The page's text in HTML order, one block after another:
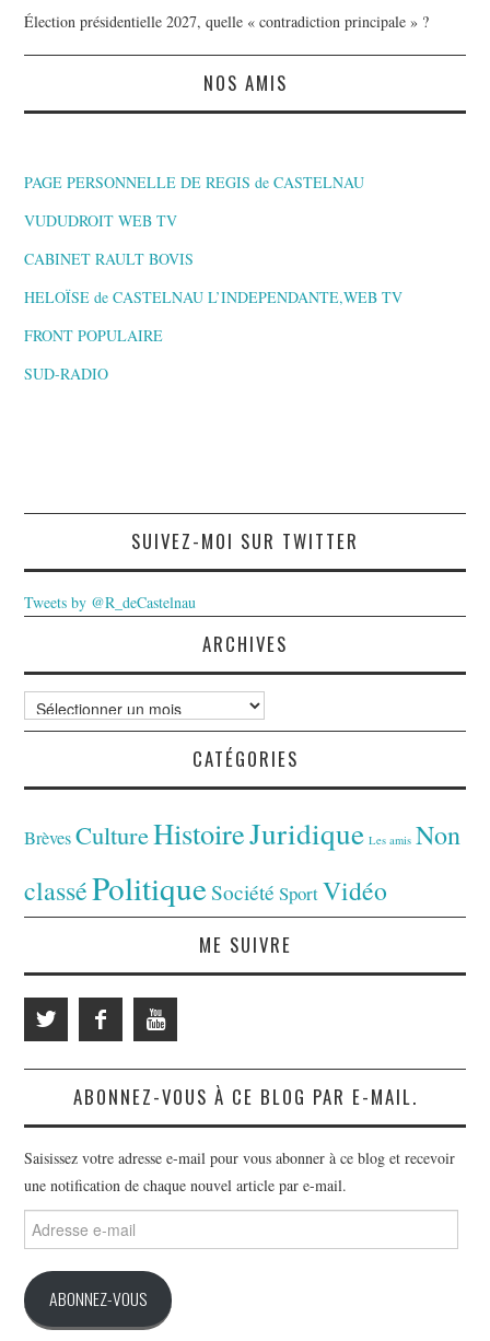
Élection présidentielle 2027, quelle « contradiction principale » ?
NOS AMIS
PAGE PERSONNELLE DE REGIS de CASTELNAU
VUDUDROIT WEB TV
CABINET RAULT BOVIS
HELOÏSE de CASTELNAU L’INDEPENDANTE,WEB TV
FRONT POPULAIRE
SUD-RADIO
SUIVEZ-MOI SUR TWITTER
Tweets by @R_deCastelnau
ARCHIVES
Archives
CATÉGORIES
Brèves CultureHistoireJuridique Les amis Non
classéPolitiqueSociété SportVidéo
ME SUIVRE
ABONNEZ-VOUS À CE BLOG PAR E-MAIL.
Saisissez votre adresse e-mail pour vous abonner à ce blog et recevoir
une notification de chaque nouvel article par e-mail.
Adresse
e-
ABONNEZ-VOUS